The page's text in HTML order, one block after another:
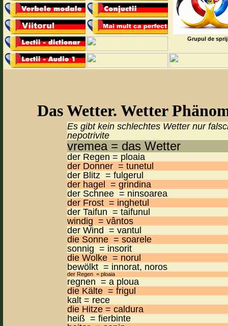
Grupul de
Das Wetter. Wetter
Es gibt kein schlechtes Wetter nur
nepotrivite
vremea = das Wetter
der Regen = ploaia
der Donner = tunetul
der Blitz = fulgerul
der hagel = grindina
der Schnee = ninsoarea
der Frost = inghetul
der Taifun = taifunul
windig = vântos
der Wind = vantul
die Sonne = soarele
sonnig = insorit
die Wolke = norul
bewölkt = innorat, noros
der Regen = ploaia
regnen = a ploua
die Kälte = frigul
kalt = rece
die Hitze = caldura
heiß = fierbinte